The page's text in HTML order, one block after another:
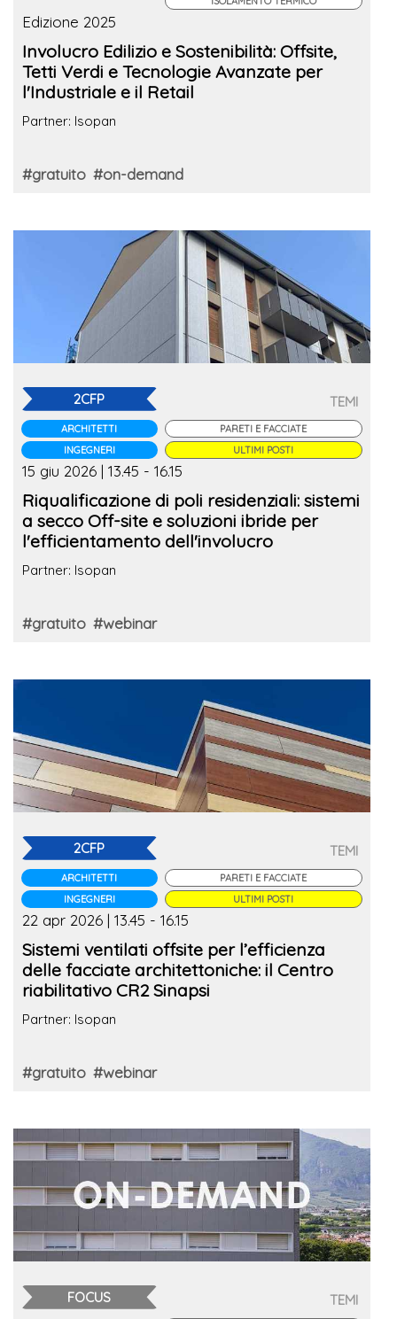
Edizione 2025
Involucro Edilizio e Sostenibilità: Offsite,
Tetti Verdi e Tecnologie Avanzate per
l'Industriale e il Retail
Partner: Isopan
#gratuito #on-demand
2CFP
ARCHITETTI
INGEGNERI
TEMI
PARETI E FACCIATE
ULTIMI POSTI
15 giu 2026 | 13.45 - 16.15
Riqualificazione di poli residenziali: sistemi
a secco Off-site e soluzioni ibride per
l'efficientamento dell'involucro
Partner: Isopan
#gratuito #webinar
2CFP
ARCHITETTI
INGEGNERI
TEMI
PARETI E FACCIATE
ULTIMI POSTI
22 apr 2026 | 13.45 - 16.15
Sistemi ventilati offsite per l’efficienza
delle facciate architettoniche: il Centro
riabilitativo CR2 Sinapsi
Partner: Isopan
#gratuito #webinar
FOCUS TEMI